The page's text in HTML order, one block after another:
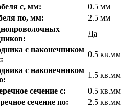
с, мм:
0.5 мм
по, мм:
2.5 мм
Да
с наконечником
0.5 кв.мм
с наконечником
1.5 кв.мм
сечение с:
0.5 кв.мм
сечение по:
2.5 кв.мм